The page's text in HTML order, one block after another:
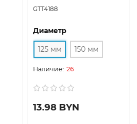
GTT4188
Диаметр
125 мм 150 мм
26
13.98 BYN